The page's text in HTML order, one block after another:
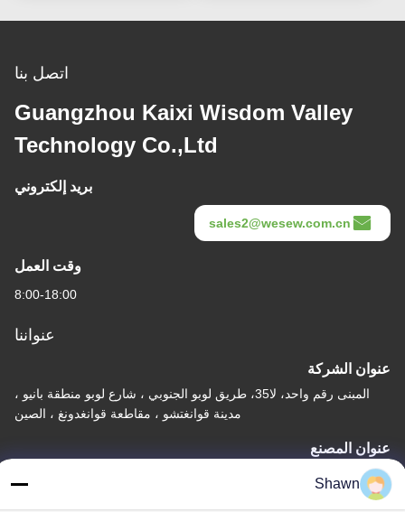
اتصل بنا
Guangzhou Kaixi Wisdom Valley
Technology Co.,Ltd
بريد إلكتروني
sales2@wesew.com.cn
وقت العمل
8:00-18:00
عنواننا
عنوان الشركة
المبنى رقم واحد، لا35، طريق لوبو الجنوبي ، شارع لوبو منطقة بانيو ،
مدينة قوانغتشو ، مقاطعة قوانغدونغ ، الصين
عنوان المصنع
قرية ليانجياو ما جياو، مدينة ليكونغ، منطقة شوند، مدينة فوشان، مقاطعة
Shawn